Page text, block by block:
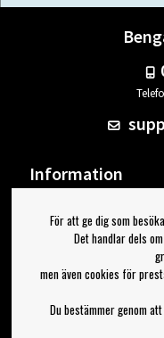
Information
Om Bengans
FAQ / Köp- &
Jag vill
För att ge dig som
Det handlar dels
men även cookies för
Du bestämmer genom